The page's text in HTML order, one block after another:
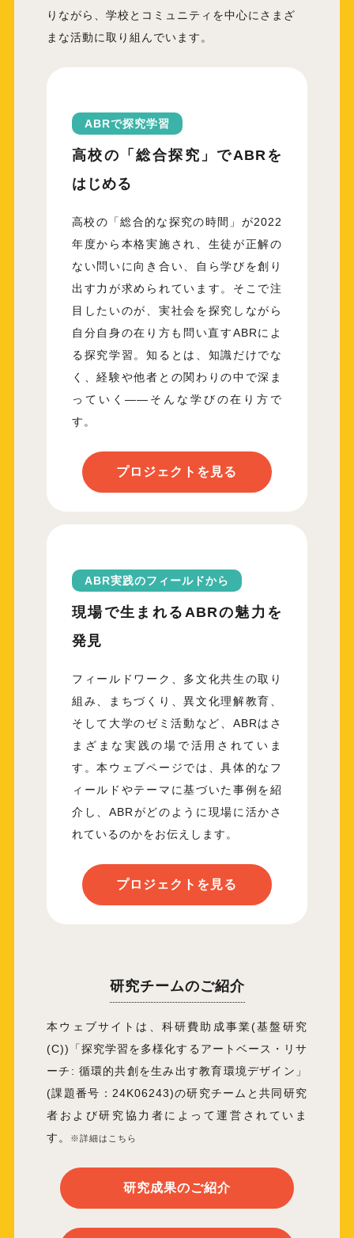
りながら、学校とコミュニティを中心にさまざ
まな活動に取り組んでいます。
ABRで探究学習
高校の「総合探究」でABRを
はじめる
高校の「総合的な探究の時間」が2022
年度から本格実施され、生徒が正解の
ない問いに向き合い、自ら学びを創り
出す力が求められています。そこで注
目したいのが、実社会を探究しながら
自分自身の在り方も問い直すABRによ
る探究学習。知るとは、知識だけでな
く、経験や他者との関わりの中で深ま
っていく——そんな学びの在り方で
す。
プロジェクトを見る
ABR実践のフィールドから
現場で生まれる ABRの魅力を
発見
フィールドワーク、多文化共生の取り
組み、まちづくり、異文化理解教育、
そして大学のゼミ活動など、ABRはさ
まざまな実践の場で活用されていま
す。本ウェブページでは、具体的なフ
ィールドやテーマに基づいた事例を紹
介し、ABRがどのように現場に活かさ
れているのかをお伝えします。
プロジェクトを見る
研究チームのご紹介
本ウェブサイトは、科研費助成事業(基盤研究
(C))「探究学習を多様化するアートベース・リサ
ーチ: 循環的共創を生み出す教育環境デザイン」
(課題番号：24K06243)の研究チームと共同研究
者および研究協力者によって運営されていま
す。
※詳細はこちら
︎研究成果のご紹介